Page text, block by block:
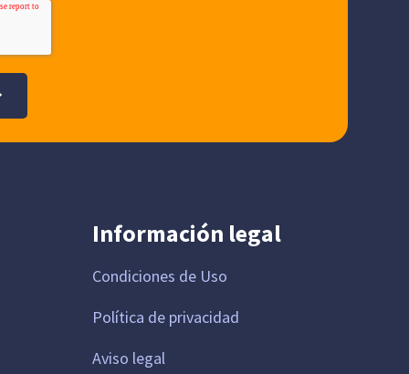
Información legal
Condiciones de Uso
Política de privacidad
Aviso legal